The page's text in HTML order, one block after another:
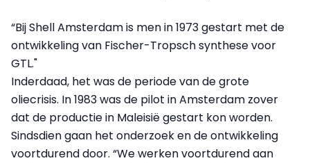
“Bij Shell Amsterdam is men in 1973 gestart met de
ontwikkeling van Fischer-Tropsch synthese voor
GTL."
Inderdaad, het was de periode van de grote
oliecrisis. In 1983 was de pilot in Amsterdam zover
dat de productie in Maleisië gestart kon worden.
Sindsdien gaan het onderzoek en de ontwikkeling
voortdurend door. “We werken voortdurend aan